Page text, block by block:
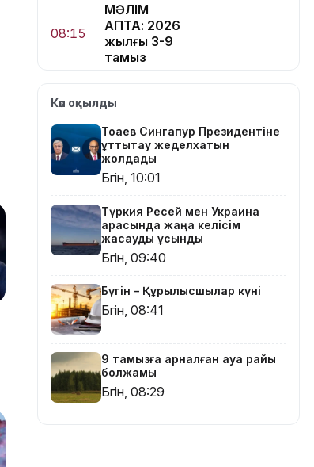
08:15
МӘЛІМ
АПТА: 2026
жылғы 3-9
тамыз
23:12
эфирдегі
сөз:
Алматыда
екі блогер
қамауға
Испания
Италиядан
келетіндерге
бақылау
енгізді
21:05
АҚШ
Украинаға
ай сайын
Көп оқылды
Тоқаев Сингапур Президентіне
құттықтау жеделхатын
жолдады
Бүгін, 10:01
Түркия Ресей мен Украина
арасында жаңа келісім
жасауды ұсынды
Бүгін, 09:40
Бүгін – Құрылысшылар күні
Бүгін, 08:41
9 тамызға арналған ауа райы
болжамы
Бүгін, 08:29